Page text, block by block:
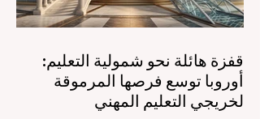
قفزة هائلة نحو شمولية التعليم:
أوروبا توسع فرصها المرموقة
لخريجي التعليم المهني